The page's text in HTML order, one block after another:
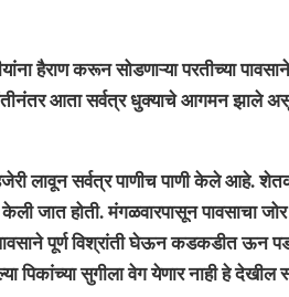
हैराण करून सोडणाऱ्या परतीच्या
आता सर्वत्र धुक्याचे आगमन झाले
लावून सर्वत्र पाणीच पाणी केले आहे.
केली जात होती. मंगळवारपासून पावसाचा
पूर्ण विश्रांती घेऊन कडकडीत ऊन
पिकांच्या सुगीला वेग येणार नाही हे